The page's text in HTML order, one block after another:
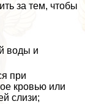
за тем, чтобы
воды и
при
кровью или
слизи;